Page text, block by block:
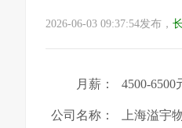
2026-06-03 09:37:54发布，
月薪： 4500-6500
公司名称： 上海溢宇